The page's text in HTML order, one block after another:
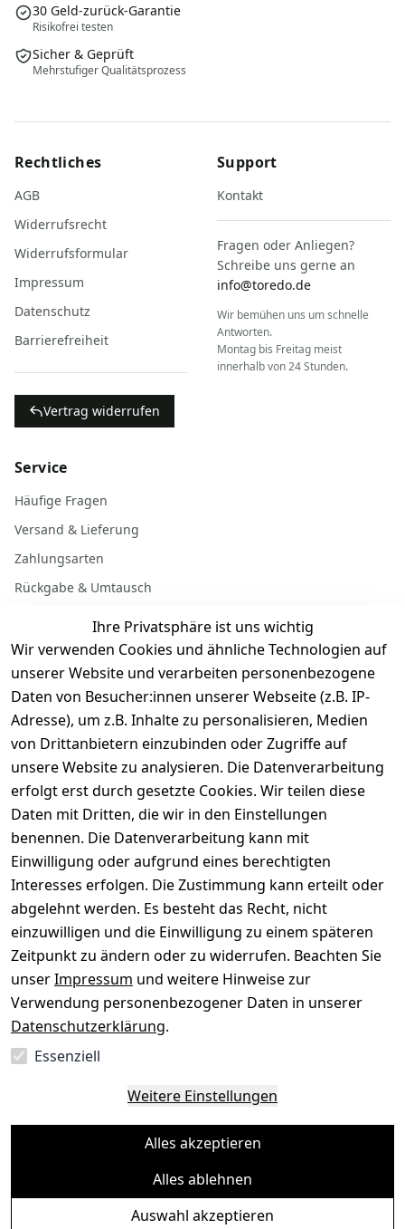
Ihre Privatsphäre ist uns wichtig
Wir verwenden Cookies und ähnliche Technologien auf
unserer Website und verarbeiten personenbezogene
Daten von Besucher:innen unserer Webseite (z.B. IP-
Adresse), um z.B. Inhalte zu personalisieren, Medien
von Drittanbietern einzubinden oder Zugriffe auf
unsere Website zu analysieren. Die Datenverarbeitung
erfolgt erst durch gesetzte Cookies. Wir teilen diese
Daten mit Dritten, die wir in den Einstellungen
benennen. Die Datenverarbeitung kann mit
Einwilligung oder aufgrund eines berechtigten
Interesses erfolgen. Die Zustimmung kann erteilt oder
abgelehnt werden. Es besteht das Recht, nicht
einzuwilligen und die Einwilligung zu einem späteren
Zeitpunkt zu ändern oder zu widerrufen. Beachten Sie
unserImpressum und weitere Hinweise zur
Verwendung personenbezogener Daten in unserer
Datenschutzerklärung.
Essenziell
Weitere Einstellungen
Alles akzeptieren
Alles ablehnen
Auswahl akzeptieren
30 Geld-zurück-Garantie
Risikofrei testen
Sicher & Geprüft
Mehrstufiger Qualitätsprozess
Rechtliches
AGB
Widerrufsrecht
Widerrufsformular
Impressum
Datenschutz
Barrierefreiheit
Vertrag widerrufen
Support
Kontakt
Fragen oder Anliegen?
Schreibe uns gerne an
info@toredo.de
Wir bemühen uns um schnelle
Antworten.
Montag bis Freitag meist
innerhalb von 24 Stunden.
Service
Häufige Fragen
Versand & Lieferung
Zahlungsarten
Rückgabe & Umtausch
Batterieentsorgung
Gerät verkaufen
Dein altes Gerät ist bares Geld wert. Festpreis in
wenigen Minuten, kostenfrei einsenden, Auszahlung
aufs Konto.
Gerät verkaufen
Sichere Zahlungsarten
SEPA Bank
Sicherheit
Deine Daten. Sicher. Vertraulich.
Ein Baum pro Bestellung